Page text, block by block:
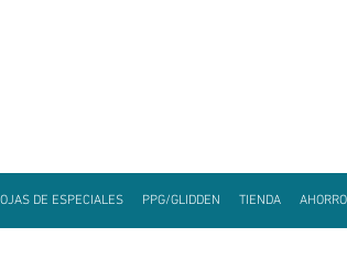
DE ESPECIALES PPG/GLIDDEN TIENDA